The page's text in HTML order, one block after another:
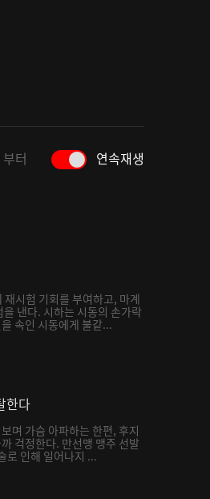
터 연속재생
시험 기회를 부여하고, 마계
낸다. 시하는 시동의 손가락
속인 시동에게 불같...
한다
며 가슴 아파하는 한편, 후지
걱정한다. 만선맹 맹주 선발
로 인해 일어나지 ...